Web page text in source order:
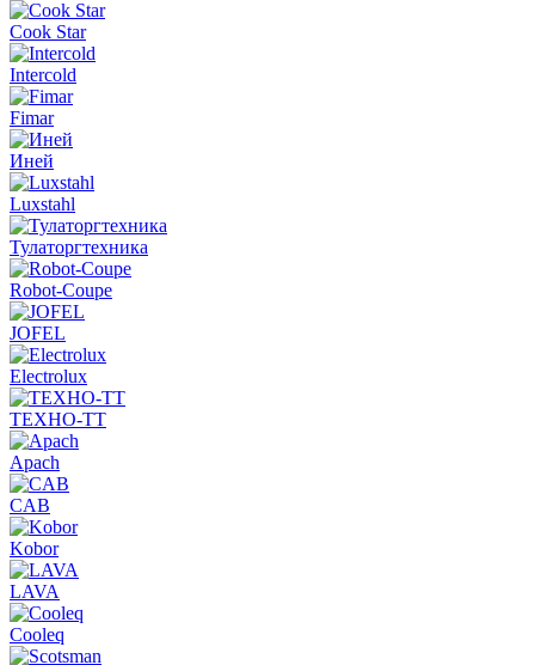
Cook Star
Intercold
Fimar
Иней
Luxstahl
Тулаторгтехника
Robot-Coupe
JOFEL
Electrolux
ТЕХНО-ТТ
Apach
CAB
Kobor
LAVA
Cooleq